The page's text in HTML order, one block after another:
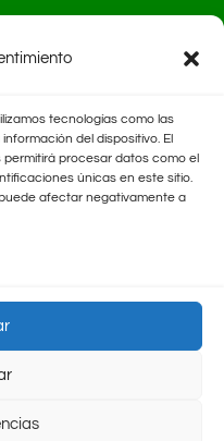
tecnologías como las
del dispositivo. El
procesar datos como el
únicas en este sitio.
afectar negativamente a